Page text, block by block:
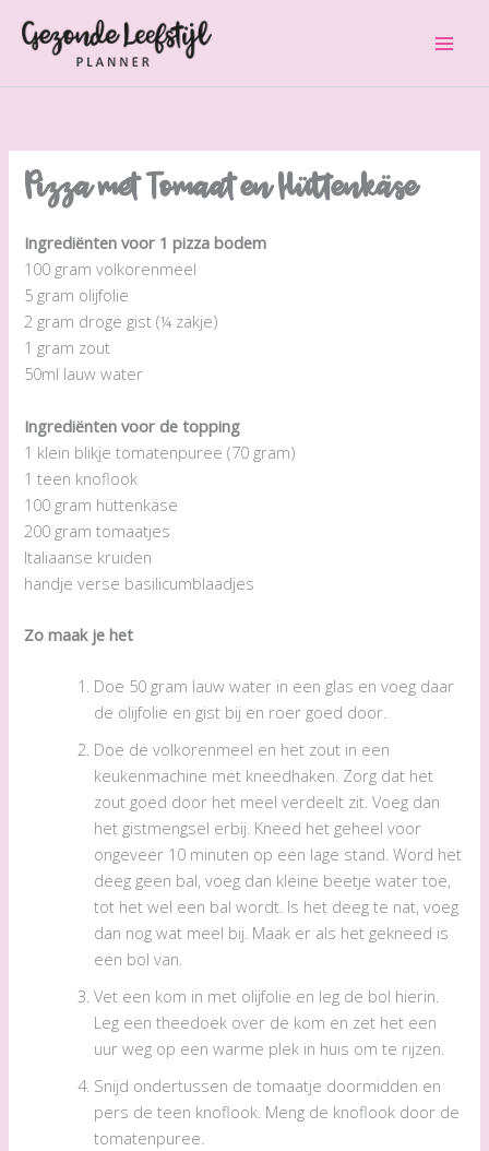
naar
inhoud
Pizza met Tomaat en Hüttenkäse
Ingrediënten voor 1 pizza bodem
100 gram volkorenmeel
5 gram olijfolie
2 gram droge gist (¼ zakje)
1 gram zout
50ml lauw water
Ingrediënten voor de topping
1 klein blikje tomatenpuree (70 gram)
1 teen knoflook
100 gram hüttenkäse
200 gram tomaatjes
Italiaanse kruiden
handje verse basilicumblaadjes
Zo maak je het
Doe 50 gram lauw water in een glas en voeg daar
de olijfolie en gist bij en roer goed door.
Doe de volkorenmeel en het zout in een
keukenmachine met kneedhaken. Zorg dat het
zout goed door het meel verdeelt zit. Voeg dan
het gistmengsel erbij. Kneed het geheel voor
ongeveer 10 minuten op een lage stand. Word het
deeg geen bal, voeg dan kleine beetje water toe,
tot het wel een bal wordt. Is het deeg te nat, voeg
dan nog wat meel bij. Maak er als het gekneed is
een bol van.
Vet een kom in met olijfolie en leg de bol hierin.
Leg een theedoek over de kom en zet het een
uur weg op een warme plek in huis om te rijzen.
Snijd ondertussen de tomaatje doormidden en
pers de teen knoflook. Meng de knoflook door de
tomatenpuree.